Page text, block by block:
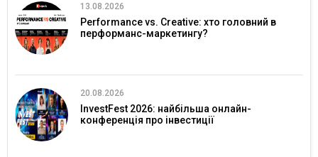
13.08.2026
Performance vs. Creative: хто головний в
перформанс-маркетингу?
20.08.2026
InvestFest 2026: найбільша онлайн-
конференція про інвестиції